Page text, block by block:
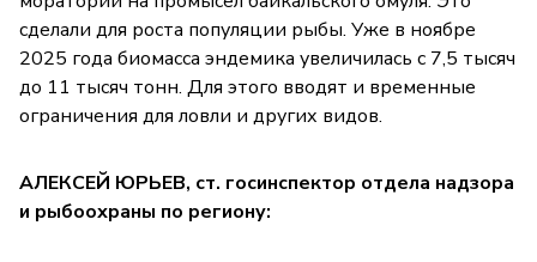
сделали для роста популяции рыбы. Уже в ноябре
2025 года биомасса эндемика увеличилась с 7,5 тысяч
до 11 тысяч тонн. Для этого вводят и временные
ограничения для ловли и других видов.
АЛЕКСЕЙ ЮРЬЕВ, ст. госинспектор отдела надзора
и рыбоохраны по региону: